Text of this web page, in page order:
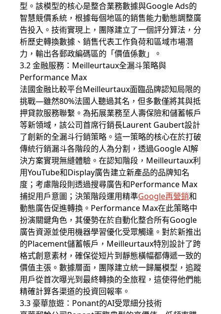
型。該模型的核心是整合業務數據與Google Ads的
智慧競價系統，根據每個地區的銷售能力動態調整廣
告投入。技術實現上，團隊建立了一個評分算法，分
析歷史轉換數據、銷售代表工作負荷和區域市場潛
力，輸出各郵政編碼區的「價值係數」。
3.2 金融服務：Meilleurtaux全漏斗策略與
Performance Max
法國金融比較平台Meilleurtaux面臨品牌認知局限的
挑戰—雖然80%法國人聽過其名，但多數僅將其與抵
押貸款服務聯繫。為拓展業務至人壽保險和儲蓄帳戶
等新領域，該公司首席行銷長Laurent Gaubert設計
了創新的全漏斗行銷策略。這一策略的核心在於打破
傳統行銷漏斗各階段的人為分割，透過Google AI解
決方案實現無縫體驗。在認知階段，Meilleurtaux利
用YouTube和Display廣告建立新產品的品牌知名
度；考慮階段則透過搜尋廣告和Performance Max
捕捉用戶意圖；決策階段運用精準Google再營銷和
動態廣告促進轉換。Performance Max在此策略中
扮演關鍵角色，其優勢在於自動化整合所有Google
廣告資源並使用機器學習優化受眾觸達。對於新推出
的Placement儲蓄帳戶，Meilleurtaux特別設計了跨
格式創意素材，確保從短片到靜態橫幅都傳遞一致的
價值主張。數據層面，團隊建立統一歸屬模型，追蹤
用戶從首次曝光到最終轉換的全旅程，這使得他們能
精確計算各渠道的投資回報率。
3.3 豪華旅遊：Ponant的AI受眾細分技術